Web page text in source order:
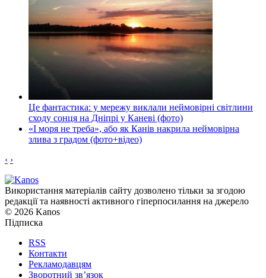
Це фантастика: у мережу виклали неймовірні світлини
сходу сонця на Дніпрі у Каневі (фото)
«І моря не треба», або як Канів накрила неймовірна
злива з градом (фото+відео)
‹ ›
Використання матеріалів сайту дозволено тільки за згодою
редакції та наявності активного гіперпосилання на джерело
© 2026 Kanos
Підписка
RSS
Контакти
Рекламодавцям
Зворотний зв’язок